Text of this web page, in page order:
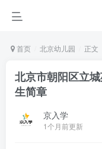
首页 北京幼儿园 正文
北京市朝阳区立
生简章
京入学
1个月前更新